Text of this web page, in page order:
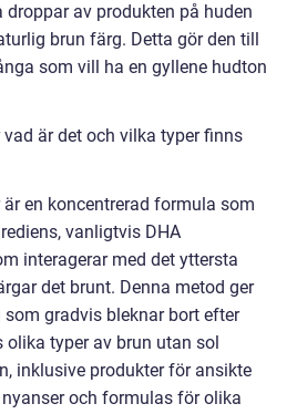
av produkten på huden
brun färg. Detta gör den till
som vill ha en gyllene hudton
är det och vilka typer finns
en koncentrerad formula som
vanligtvis DHA
interagerar med det yttersta
det brunt. Denna metod ger
gradvis bleknar bort efter
olika typer av brun utan sol
inklusive produkter för ansikte
och formulas för olika